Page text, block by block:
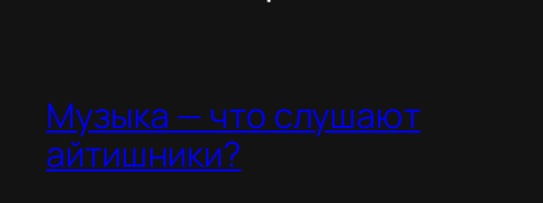
Музыка — что слушают
айтишники?